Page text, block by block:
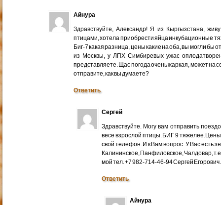
Айнура
Здравствуйте, Александр! Я из Кыргызстана,
птицами, хотела приобрести яйца инкубационные
Биг-7 какая разница, цены какие на оба, вы могли бы
из Москвы, у ЛПХ Симбиревых ужас
представляете. Щас погода очень жаркая, может на
отправите, как вы думаете?
Ответить
Сергей
Здравствуйте. Могу вам отправить
весе взрослой птицы. БИГ 9
свой телефон. И к Вам вопрос: У Вас есть
Калининское, Панфиловское, Чалдовар,
мой тел. +7 982-714-46-94 Сергей Егорович.
Ответить
Айнура